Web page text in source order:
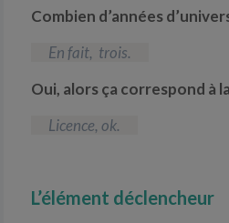
Combien d’années
En fait, trois.
Oui, alors ça correspond à la
Licence, ok.
L’élément déclencheur